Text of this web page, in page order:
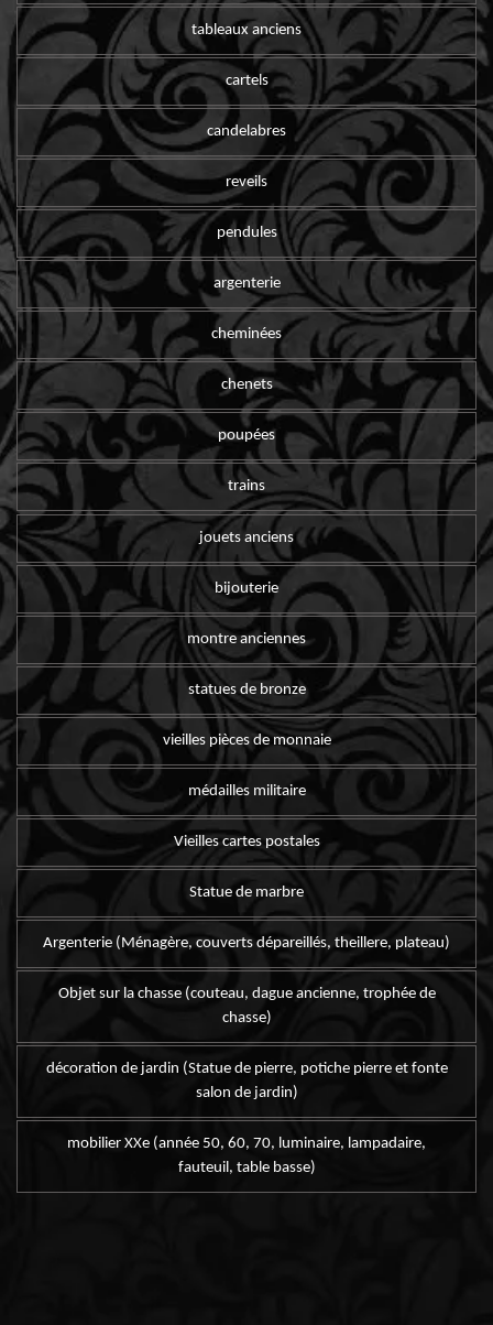
tableaux anciens
cartels
candelabres
reveils
pendules
argenterie
cheminées
chenets
poupées
trains
jouets anciens
bijouterie
montre anciennes
statues de bronze
vieilles pièces de monnaie
médailles militaire
Vieilles cartes postales
Statue de marbre
Argenterie (Ménagère, couverts dépareillés, theillere, plateau)
Objet sur la chasse (couteau, dague ancienne, trophée de
chasse)
décoration de jardin (Statue de pierre, potiche pierre et fonte
salon de jardin)
mobilier XXe (année 50, 60, 70, luminaire, lampadaire,
fauteuil, table basse)